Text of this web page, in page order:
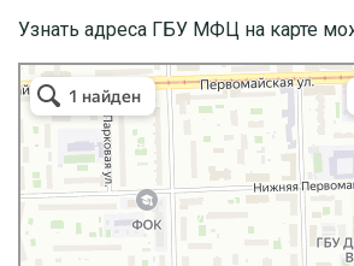
Узнать адреса ГБУ МФЦ на карте